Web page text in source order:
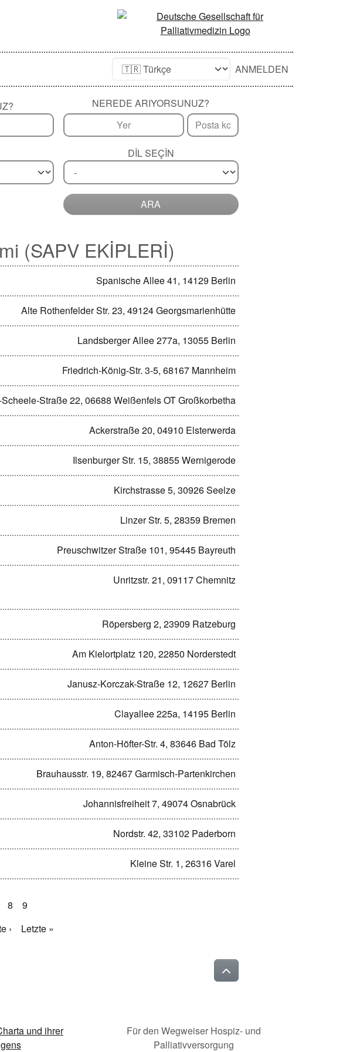
ANMELDEN
NEREDE ARIYORSUNUZ?
DIL SEÇIN
ARA
(SAPV EKİPLERİ)
Spanische Allee 41, 14129 Berlin
Alte Rothenfelder Str. 23, 49124 Georgsmarienhütte
Landsberger Allee 277a, 13055 Berlin
Friedrich-König-Str. 3-5, 68167 Mannheim
Scheele-Straße 22, 06688 Weißenfels OT Großkorbetha
Ackerstraße 20, 04910 Elsterwerda
Ilsenburger Str. 15, 38855 Wernigerode
Kirchstrasse 5, 30926 Seelze
Linzer Str. 5, 28359 Bremen
Preuschwitzer Straße 101, 95445 Bayreuth
Unritzstr. 21, 09117 Chemnitz
Röpersberg 2, 23909 Ratzeburg
Am Kielortplatz 120, 22850 Norderstedt
Janusz-Korczak-Straße 12, 12627 Berlin
Clayallee 225a, 14195 Berlin
Anton-Höfter-Str. 4, 83646 Bad Tölz
Brauhausstr. 19, 82467 Garmisch-Partenkirchen
Johannisfreiheit 7, 49074 Osnabrück
Nordstr. 42, 33102 Paderborn
Kleine Str. 1, 26316 Varel
8
9
› Letzte »
Für den Wegweiser Hospiz- und
Palliativversorgung